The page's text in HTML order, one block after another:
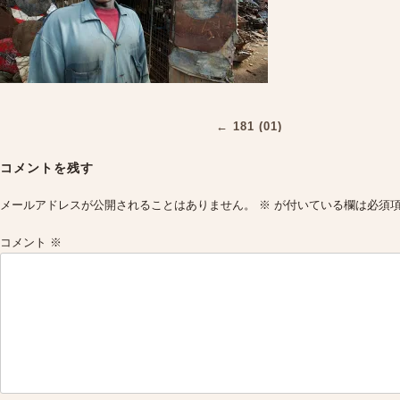
← 181 (01)
コメントを残す
メールアドレスが公開されることはありません。 ※ が付いている欄は必須
コメント ※